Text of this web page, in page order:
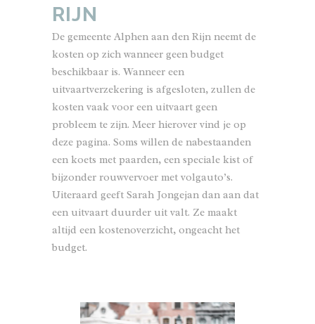
RIJN
De gemeente Alphen aan den Rijn neemt de
kosten op zich wanneer geen budget
beschikbaar is. Wanneer een
uitvaartverzekering is afgesloten, zullen de
kosten vaak voor een uitvaart geen
probleem te zijn. Meer hierover vind je op
deze pagina. Soms willen de nabestaanden
een koets met paarden, een speciale kist of
bijzonder rouwvervoer met volgauto’s.
Uiteraard geeft Sarah Jongejan dan aan dat
een uitvaart duurder uit valt. Ze maakt
altijd een kostenoverzicht, ongeacht het
budget.